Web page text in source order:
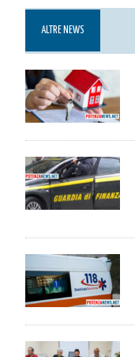
ALTRE NEWS